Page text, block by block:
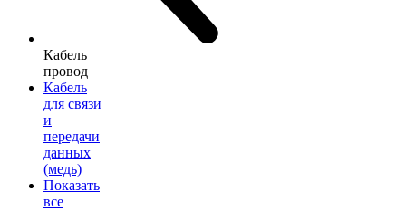
Кабель
провод
Кабель
для связи
и
передачи
данных
(медь)
Показать
все